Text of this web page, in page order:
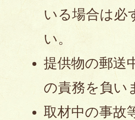
いる場合は必
い。
提供物の郵送
の責務を負い
取材中の事故